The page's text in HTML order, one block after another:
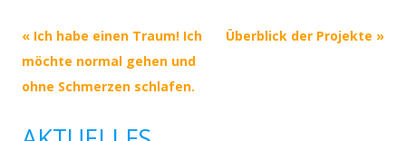
Beitrags-
Navigation
« Ich habe einen Traum! Ich
möchte normal gehen und
ohne Schmerzen schlafen.
Überblick der Projekte »